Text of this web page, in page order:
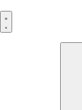
к
содержимому